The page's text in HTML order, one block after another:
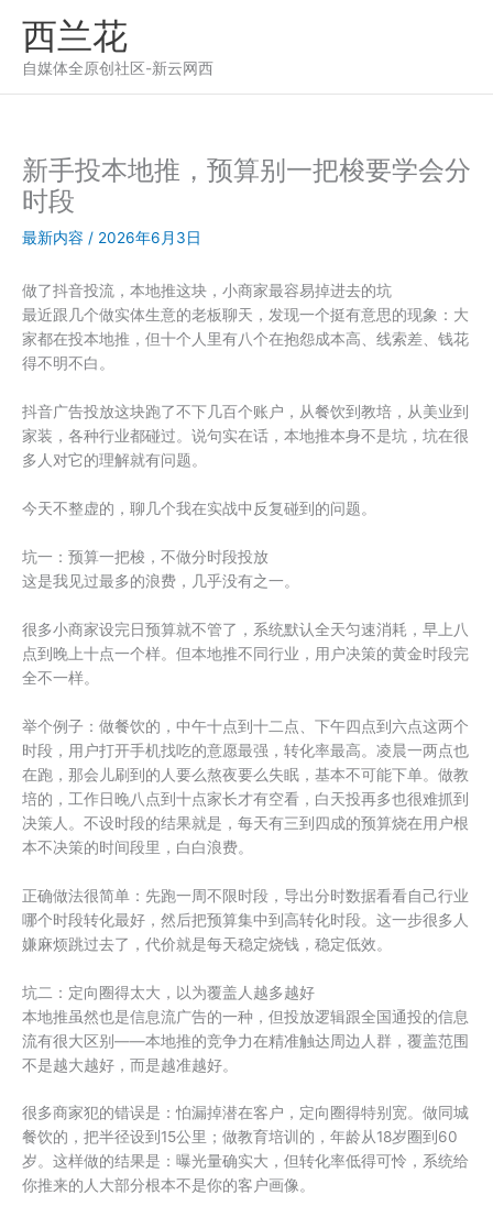
西兰花
自媒体全原创社区-新云网西
新手投本地推，预算别一把梭要学会分
时段
最新内容 / 2026年6月3日
做了抖音投流，本地推这块，小商家最容易掉进去的坑
最近跟几个做实体生意的老板聊天，发现一个挺有意思的现象：大
家都在投本地推，但十个人里有八个在抱怨成本高、线索差、钱花
得不明不白。
抖音广告投放这块跑了不下几百个账户，从餐饮到教培，从美业到
家装，各种行业都碰过。说句实在话，本地推本身不是坑，坑在很
多人对它的理解就有问题。
今天不整虚的，聊几个我在实战中反复碰到的问题。
坑一：预算一把梭，不做分时段投放
这是我见过最多的浪费，几乎没有之一。
很多小商家设完日预算就不管了，系统默认全天匀速消耗，早上八
点到晚上十点一个样。但本地推不同行业，用户决策的黄金时段完
全不一样。
举个例子：做餐饮的，中午十点到十二点、下午四点到六点这两个
时段，用户打开手机找吃的意愿最强，转化率最高。凌晨一两点也
在跑，那会儿刷到的人要么熬夜要么失眠，基本不可能下单。做教
培的，工作日晚八点到十点家长才有空看，白天投再多也很难抓到
决策人。不设时段的结果就是，每天有三到四成的预算烧在用户根
本不决策的时间段里，白白浪费。
正确做法很简单：先跑一周不限时段，导出分时数据看看自己行业
哪个时段转化最好，然后把预算集中到高转化时段。这一步很多人
嫌麻烦跳过去了，代价就是每天稳定烧钱，稳定低效。
坑二：定向圈得太大，以为覆盖人越多越好
本地推虽然也是信息流广告的一种，但投放逻辑跟全国通投的信息
流有很大区别——本地推的竞争力在精准触达周边人群，覆盖范围
不是越大越好，而是越准越好。
很多商家犯的错误是：怕漏掉潜在客户，定向圈得特别宽。做同城
餐饮的，把半径设到15公里；做教育培训的，年龄从18岁圈到60
岁。这样做的结果是：曝光量确实大，但转化率低得可怜，系统给
你推来的人大部分根本不是你的客户画像。